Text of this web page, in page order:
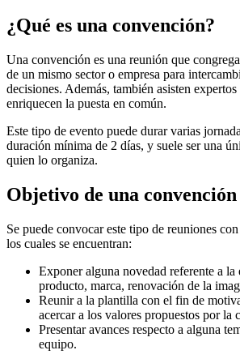
¿Qué es una convención?
Una convención es una reunión que
de un mismo sector o empresa para
decisiones. Además, también asisten
enriquecen la puesta en común.
Este tipo de evento puede durar varias
duración mínima de 2 días, y suele ser una
quien lo organiza.
Objetivo de una convención
Se puede convocar este tipo de reuniones
los cuales se encuentran:
Exponer alguna novedad referente a la
producto, marca, renovación de la
Reunir a la plantilla con el fin de
acercar a los valores propuestos por la
Presentar avances respecto a alguna
equipo.